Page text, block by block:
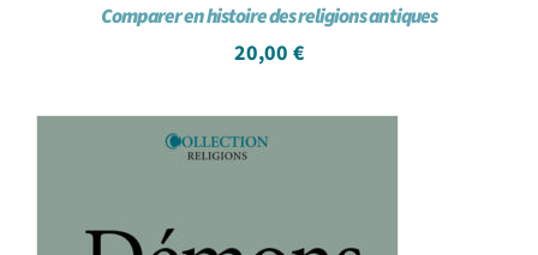
Comparer en histoire des religions antiques
20,00 €